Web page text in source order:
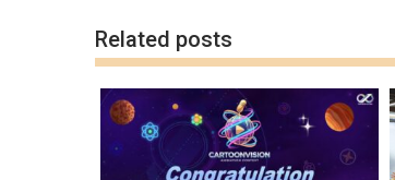
o
k k
Related posts